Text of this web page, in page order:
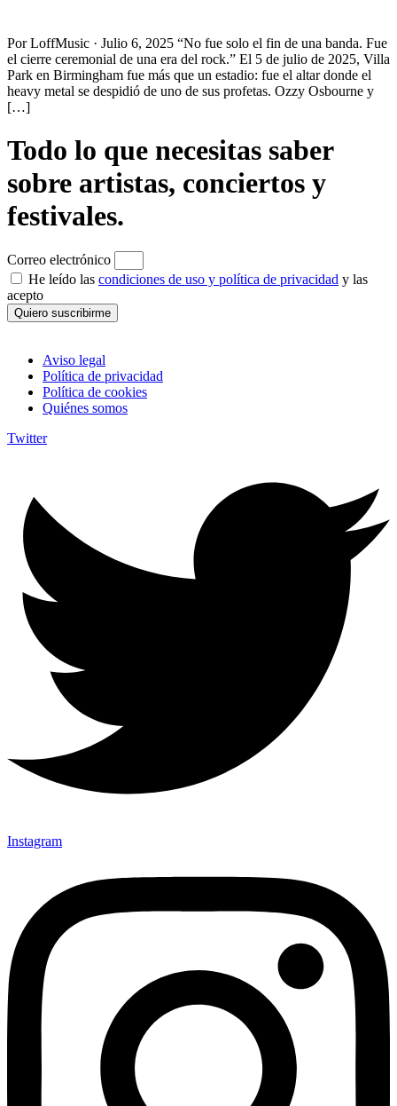
Por LoffMusic · Julio 6, 2025 “No fue solo el fin de una banda. Fue
el cierre ceremonial de una era del rock.” El 5 de julio de 2025, Villa
Park en Birmingham fue más que un estadio: fue el altar donde el
heavy metal se despidió de uno de sus profetas. Ozzy Osbourne y
[…]
Todo lo que necesitas saber
sobre artistas, conciertos y
festivales.
Correo electrónico
He leído las condiciones de uso y política de privacidad y las
acepto
Quiero suscribirme
Aviso legal
Política de privacidad
Política de cookies
Quiénes somos
Twitter
Instagram